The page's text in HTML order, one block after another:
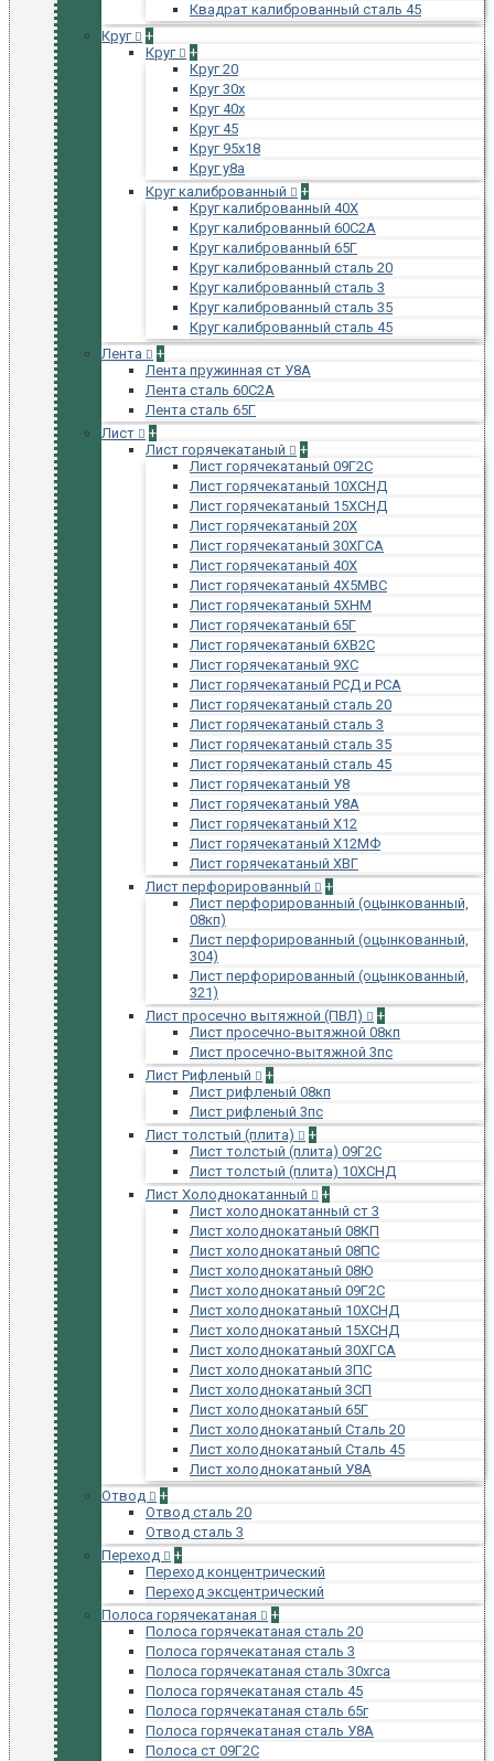
Квадрат калиброванный сталь 45
Круг
+
Круг
+
Круг 20
Круг 30х
Круг 40х
Круг 45
Круг 95х18
Круг у8а
Круг калиброванный
+
Круг калиброванный 40Х
Круг калиброванный 60С2А
Круг калиброванный 65Г
Круг калиброванный сталь 20
Круг калиброванный сталь 3
Круг калиброванный сталь 35
Круг калиброванный сталь 45
Лента
+
Лента пружинная ст У8А
Лента сталь 60С2А
Лента сталь 65Г
Лист
+
Лист горячекатаный
+
Лист горячекатаный 09Г2С
Лист горячекатаный 10ХСНД
Лист горячекатаный 15ХСНД
Лист горячекатаный 20Х
Лист горячекатаный 30ХГСА
Лист горячекатаный 40Х
Лист горячекатаный 4Х5МВС
Лист горячекатаный 5ХНМ
Лист горячекатаный 65Г
Лист горячекатаный 6ХВ2С
Лист горячекатаный 9ХС
Лист горячекатаный РСД и РСА
Лист горячекатаный сталь 20
Лист горячекатаный сталь 3
Лист горячекатаный сталь 35
Лист горячекатаный сталь 45
Лист горячекатаный У8
Лист горячекатаный У8А
Лист горячекатаный Х12
Лист горячекатаный Х12МФ
Лист горячекатаный ХВГ
Лист перфорированный
+
Лист перфорированный (оцынкованный,
08кп)
Лист перфорированный (оцынкованный,
304)
Лист перфорированный (оцынкованный,
321)
Лист просечно вытяжной (ПВЛ)
+
Лист просечно-вытяжной 08кп
Лист просечно-вытяжной 3пс
Лист Рифленый
+
Лист рифленый 08кп
Лист рифленый 3пс
Лист толстый (плита)
+
Лист толстый (плита) 09Г2С
Лист толстый (плита) 10ХСНД
Лист Холоднокатанный
+
Лист холоднокатанный ст 3
Лист холоднокатаный 08КП
Лист холоднокатаный 08ПС
Лист холоднокатаный 08Ю
Лист холоднокатаный 09Г2С
Лист холоднокатаный 10ХСНД
Лист холоднокатаный 15ХСНД
Лист холоднокатаный 30ХГСА
Лист холоднокатаный 3ПС
Лист холоднокатаный 3СП
Лист холоднокатаный 65Г
Лист холоднокатаный Сталь 20
Лист холоднокатаный Сталь 45
Лист холоднокатаный У8А
Отвод
+
Отвод сталь 20
Отвод сталь 3
Переход
+
Переход концентрический
Переход эксцентрический
Полоса горячекатаная
+
Полоса горячекатаная сталь 20
Полоса горячекатаная сталь 3
Полоса горячекатаная сталь 30хгса
Полоса горячекатаная сталь 45
Полоса горячекатаная сталь 65г
Полоса горячекатаная сталь У8А
Полоса ст 09Г2С